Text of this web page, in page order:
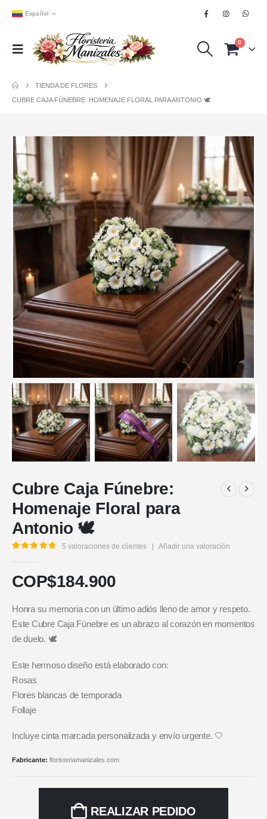
Español
0
TIENDA DE FLORES
CUBRE CAJA FÚNEBRE: HOMENAJE FLORAL PARA ANTONIO 🕊️
Cubre Caja Fúnebre:
Homenaje Floral para
Antonio 🕊️
5 valoraciones de clientes Añadir una valoración
COP$184.900
Honra su memoria con un último adiós lleno de amor y respeto.
Este Cubre Caja Fúnebre es un abrazo al corazón en momentos
de duelo. 🕊️
Este hermoso diseño está elaborado con:
Rosas
Flores blancas de temporada
Follaje
Incluye cinta marcada personalizada y envío urgente. 🤍
Fabricante: floristeriamanizales.com
REALIZAR PEDIDO